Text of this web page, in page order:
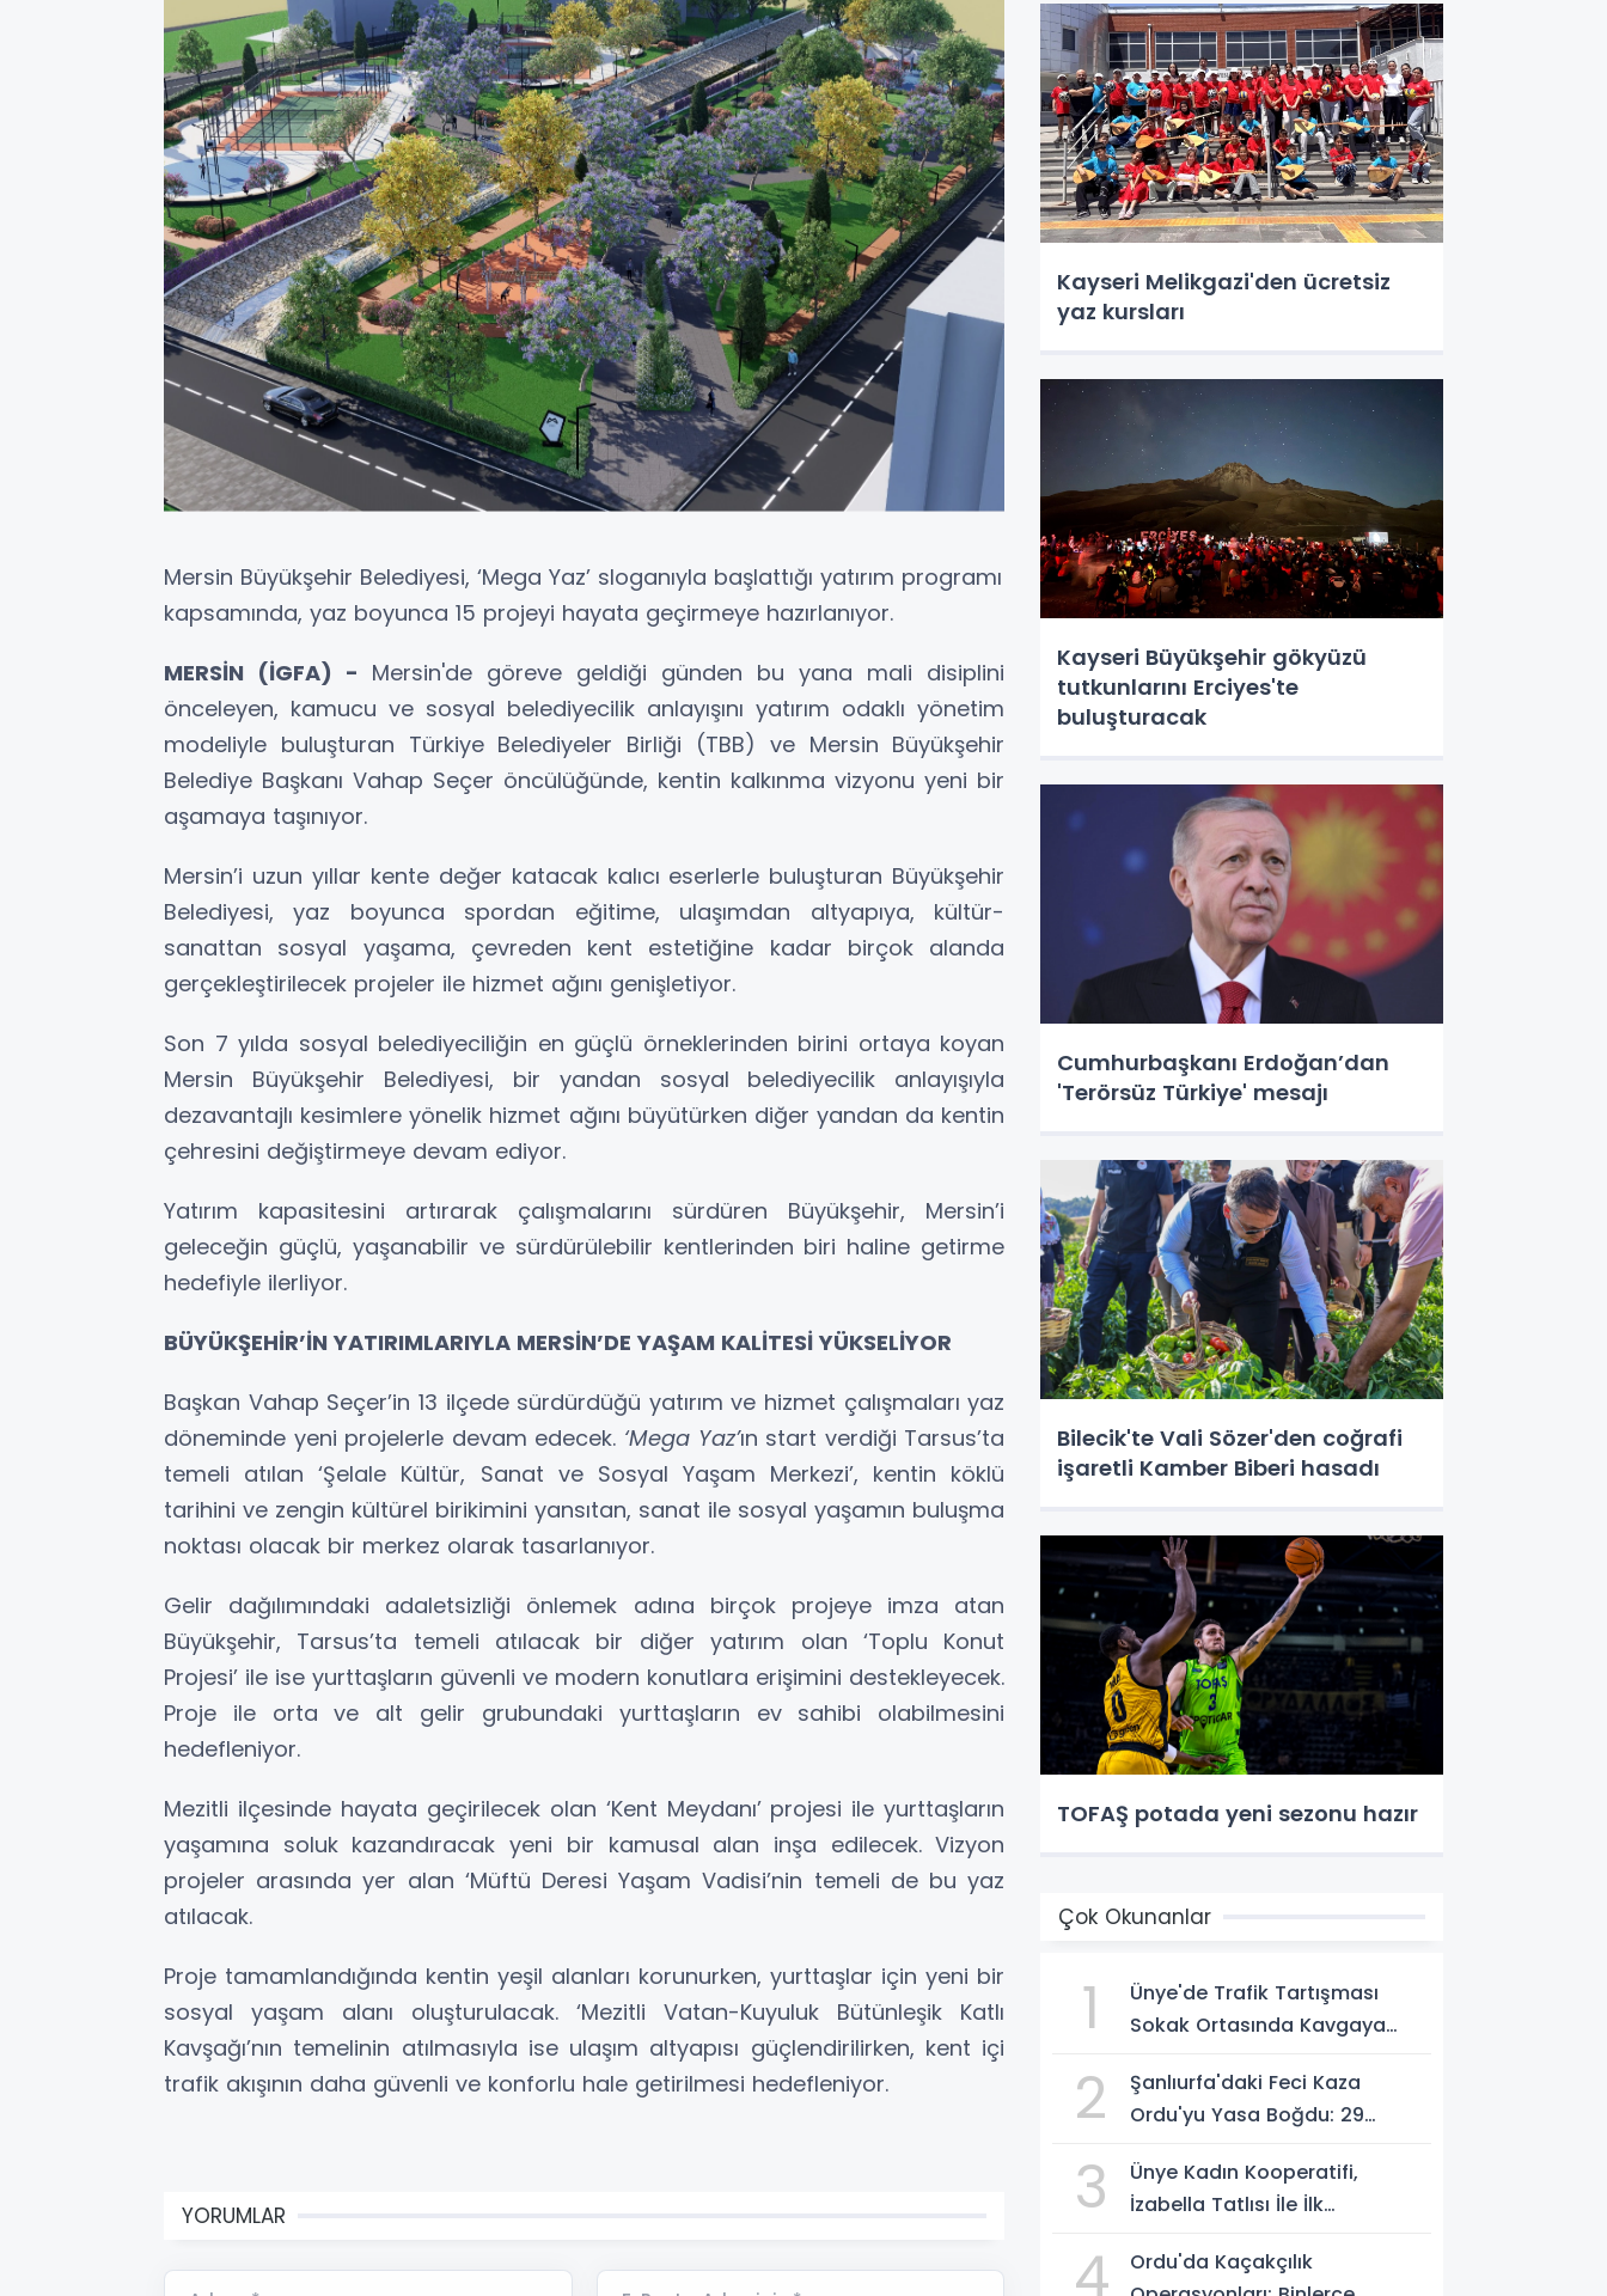
Mersin Büyükşehir Belediyesi, ‘Mega Yaz’ sloganıyla başlattığı yatırım programı
kapsamında, yaz boyunca 15 projeyi hayata geçirmeye hazırlanıyor.
MERSİN (İGFA) - Mersin'de göreve geldiği günden bu yana mali disiplini
önceleyen, kamucu ve sosyal belediyecilik anlayışını yatırım odaklı yönetim
modeliyle buluşturan Türkiye Belediyeler Birliği (TBB) ve Mersin Büyükşehir
Belediye Başkanı Vahap Seçer öncülüğünde, kentin kalkınma vizyonu yeni bir
aşamaya taşınıyor.
Mersin’i uzun yıllar kente değer katacak kalıcı eserlerle buluşturan Büyükşehir
Belediyesi, yaz boyunca spordan eğitime, ulaşımdan altyapıya, kültür-
sanattan sosyal yaşama, çevreden kent estetiğine kadar birçok alanda
gerçekleştirilecek projeler ile hizmet ağını genişletiyor.
Son 7 yılda sosyal belediyeciliğin en güçlü örneklerinden birini ortaya koyan
Mersin Büyükşehir Belediyesi, bir yandan sosyal belediyecilik anlayışıyla
dezavantajlı kesimlere yönelik hizmet ağını büyütürken diğer yandan da kentin
çehresini değiştirmeye devam ediyor.
Yatırım kapasitesini artırarak çalışmalarını sürdüren Büyükşehir, Mersin’i
geleceğin güçlü, yaşanabilir ve sürdürülebilir kentlerinden biri haline getirme
hedefiyle ilerliyor.
BÜYÜKŞEHİR’İN YATIRIMLARIYLA MERSİN’DE YAŞAM KALİTESİ YÜKSELİYOR
Başkan Vahap Seçer’in 13 ilçede sürdürdüğü yatırım ve hizmet çalışmaları yaz
döneminde yeni projelerle devam edecek. ‘Mega Yaz’ın start verdiği Tarsus’ta
temeli atılan ‘Şelale Kültür, Sanat ve Sosyal Yaşam Merkezi’, kentin köklü
tarihini ve zengin kültürel birikimini yansıtan, sanat ile sosyal yaşamın buluşma
noktası olacak bir merkez olarak tasarlanıyor.
Gelir dağılımındaki adaletsizliği önlemek adına birçok projeye imza atan
Büyükşehir, Tarsus’ta temeli atılacak bir diğer yatırım olan ‘Toplu Konut
Projesi’ ile ise yurttaşların güvenli ve modern konutlara erişimini destekleyecek.
Proje ile orta ve alt gelir grubundaki yurttaşların ev sahibi olabilmesini
hedefleniyor.
Mezitli ilçesinde hayata geçirilecek olan ‘Kent Meydanı’ projesi ile yurttaşların
yaşamına soluk kazandıracak yeni bir kamusal alan inşa edilecek. Vizyon
projeler arasında yer alan ‘Müftü Deresi Yaşam Vadisi’nin temeli de bu yaz
atılacak.
Proje tamamlandığında kentin yeşil alanları korunurken, yurttaşlar için yeni bir
sosyal yaşam alanı oluşturulacak. ‘Mezitli Vatan-Kuyuluk Bütünleşik Katlı
Kavşağı’nın temelinin atılmasıyla ise ulaşım altyapısı güçlendirilirken, kent içi
trafik akışının daha güvenli ve konforlu hale getirilmesi hedefleniyor.
YORUMLAR
Kayseri Melikgazi'den ücretsiz
yaz kursları
Kayseri Büyükşehir gökyüzü
tutkunlarını Erciyes'te
buluşturacak
Cumhurbaşkanı Erdoğan’dan
'Terörsüz Türkiye' mesajı
Bilecik'te Vali Sözer'den coğrafi
işaretli Kamber Biberi hasadı
TOFAŞ potada yeni sezonu hazır
Çok Okunanlar
1
Ünye'de Trafik Tartışması
Sokak Ortasında Kavgaya
2
Şanlıurfa'daki Feci Kaza
Ordu'yu Yasa Boğdu: 29
Yaşamını Yitirdi
3
Ünye Kadın Kooperatifi,
İzabella Tatlısı İle İlk
Oldu!
4
Ordu'da Kaçakçılık